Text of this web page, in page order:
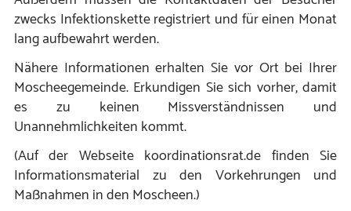
zwecks Infektionskette registriert und für einen Monat
lang aufbewahrt werden.
Nähere Informationen erhalten Sie vor Ort bei Ihrer
Moscheegemeinde. Erkundigen Sie sich vorher, damit
es zu keinen Missverständnissen und
Unannehmlichkeiten kommt.
(Auf der Webseite koordinationsrat.de finden Sie
Informationsmaterial zu den Vorkehrungen und
Maßnahmen in den Moscheen.)